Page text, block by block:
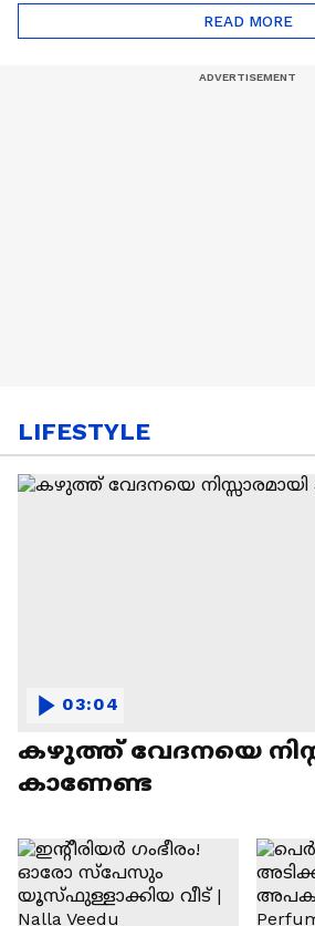
ഒറിയോണിന്റെ യാത്ര
ആരംഭിച്ചു
READ MORE
LIFESTYLE
കഴുത്ത് വേദനയെ
കാണേണ്ട
03:04